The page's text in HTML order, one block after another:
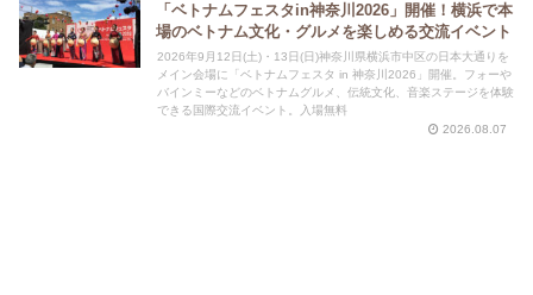
「ベトナムフェスタin神奈川2026」開催！横浜で本
場のベトナム文化・グルメを楽しめる交流イベント
2026年9月12日(土)・13日(日)神奈川県横浜市中区の日本大通りを
メイン会場に「ベトナムフェスタ in 神奈川2026」開催。フォーや
バインミーなどのベトナムグルメ、伝統文化、音楽ステージを体験
できる国際交流イベント。入場無料
2026.08.07